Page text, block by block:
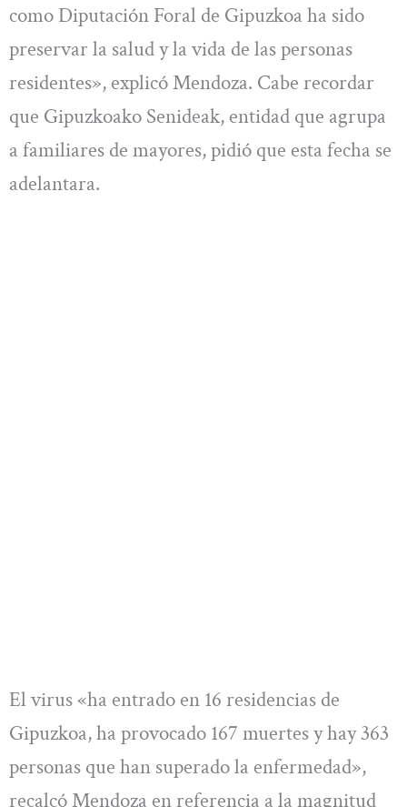
como Diputación Foral de Gipuzkoa ha sido
preservar la salud y la vida de las personas
residentes», explicó Mendoza. Cabe recordar
que Gipuzkoako Senideak, entidad que agrupa
a familiares de mayores, pidió que esta fecha se
adelantara.
El virus «ha entrado en 16 residencias de
Gipuzkoa, ha provocado 167 muertes y hay 363
personas que han superado la enfermedad»,
recalcó Mendoza en referencia a la magnitud